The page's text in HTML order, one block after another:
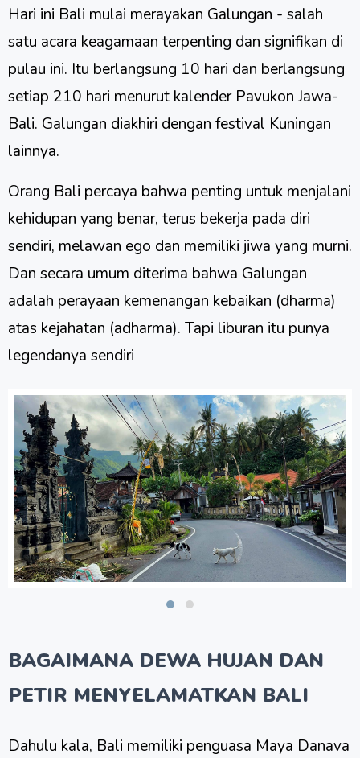
Hari ini Bali mulai merayakan Galungan - salah
satu acara keagamaan terpenting dan signifikan di
pulau ini. Itu berlangsung 10 hari dan berlangsung
setiap 210 hari menurut kalender Pavukon Jawa-
Bali. Galungan diakhiri dengan festival Kuningan
lainnya.
Orang Bali percaya bahwa penting untuk menjalani
kehidupan yang benar, terus bekerja pada diri
sendiri, melawan ego dan memiliki jiwa yang murni.
Dan secara umum diterima bahwa Galungan
adalah perayaan kemenangan kebaikan (dharma)
atas kejahatan (adharma). Tapi liburan itu punya
legendanya sendiri
BAGAIMANA DEWA HUJAN DAN
PETIR MENYELAMATKAN BALI
Dahulu kala, Bali memiliki penguasa Maya Danava